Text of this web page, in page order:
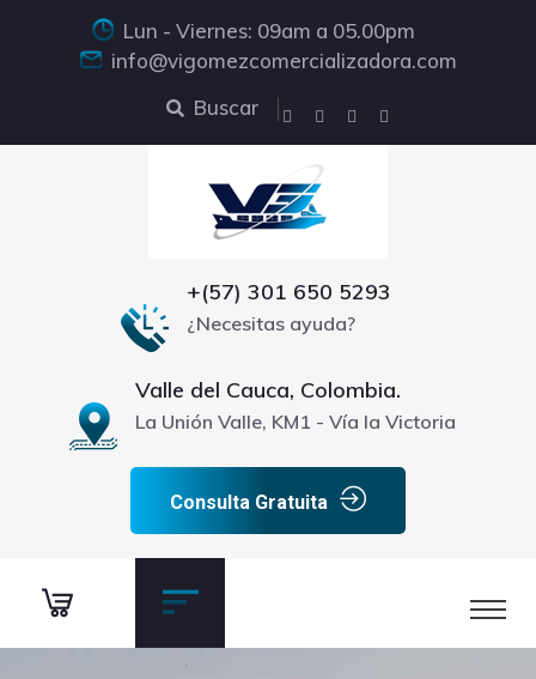
Lun - Viernes: 09am a 05.00pm
info@vigomezcomercializadora.com
Buscar
+(57) 301 650 5293
¿Necesitas ayuda?
Valle del Cauca, Colombia.
La Unión Valle, KM1 - Vía la Victoria
Consulta Gratuita